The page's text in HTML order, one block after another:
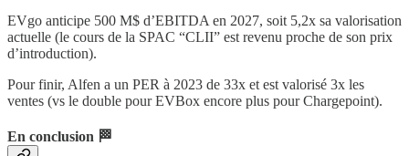
EVgo anticipe 500 M$ d’EBITDA en 2027, soit 5,2x sa valorisation
actuelle (le cours de la SPAC “CLII” est revenu proche de son prix
d’introduction).
Pour finir, Alfen a un PER à 2023 de 33x et est valorisé 3x les
ventes (vs le double pour EVBox encore plus pour Chargepoint).
En conclusion 🏁